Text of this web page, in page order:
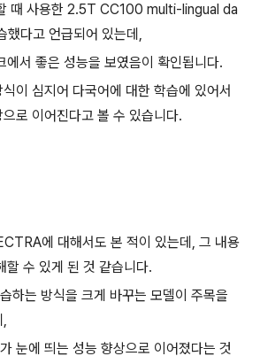
때 사용한 2.5T CC100 multi-lingual da
다고 언급되어 있는데,
서 좋은 성능을 보였음이 확인됩니다.
이 심지어 다국어에 대한 학습에 있어서
로 이어진다고 볼 수 있습니다.
에 대해서도 본 적이 있는데, 그 내용
할 수 있게 된 것 같습니다.
하는 방식을 크게 바꾸는 모델이 주목을
,
눈에 띄는 성능 향상으로 이어졌다는 것